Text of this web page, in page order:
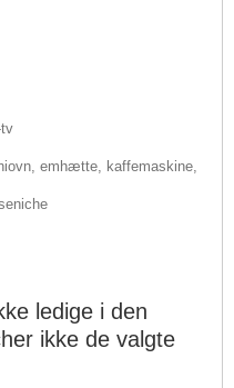
emhætte, kaffemaskine,
ledige i den
ikke de valgte